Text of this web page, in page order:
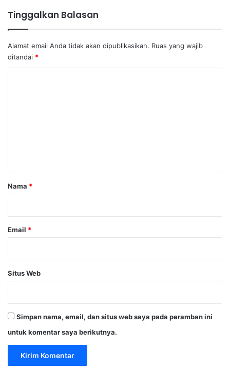
Tinggalkan Balasan
Alamat email Anda tidak akan dipublikasikan. Ruas yang wajib
ditandai *
r
Nama *
Email *
Situs Web
Simpan nama, email, dan situs web saya pada peramban ini
untuk komentar saya berikutnya.